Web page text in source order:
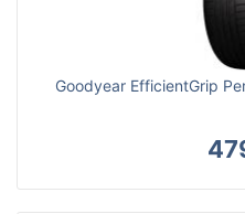
Goodyear EfficientGrip